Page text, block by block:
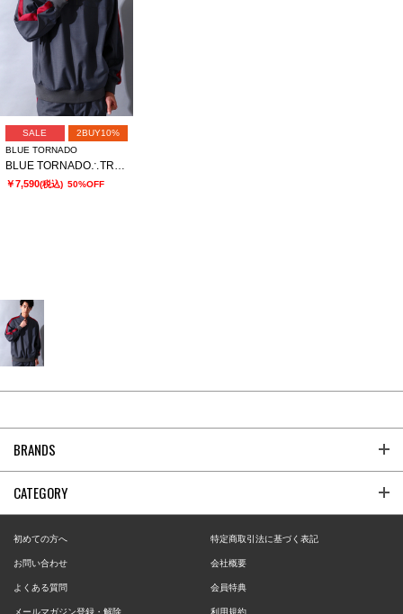
SALE
2BUY10%
BLUE TORNADO
BLUE TORNADO∴TRハーフZipプルオーバーラインドルマンシャツ
￥7,590(税込) 50%OFF
BRANDS
CATEGORY
初めての方へ 特定商取引法に基づく表記
お問い合わせ 会社概要
よくある質問 会員特典
メールマガジン登録・解除 利用規約